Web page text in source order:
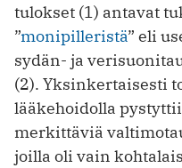
tulokset (1) antavat
”monipilleristä” eli
sydän- ja
(2). Yksinkertaisesti
lääkehoidolla
merkittäviä
joilla oli vain